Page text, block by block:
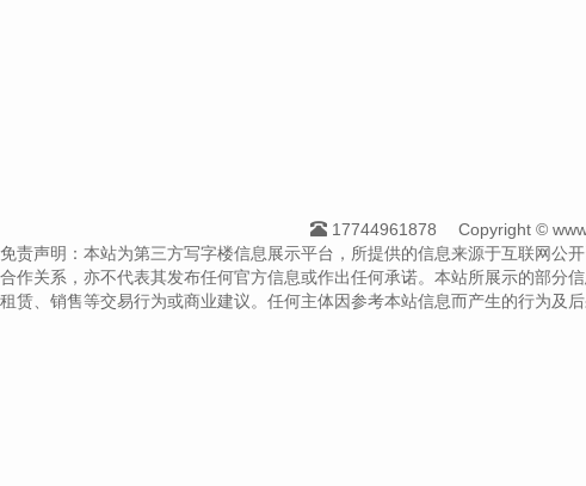
17744961878
Copyright ©
免责声明：本站为第三方写字楼信息展示平台，所提供的信息来源于互联网公
合作关系，亦不代表其发布任何官方信息或作出任何承诺。本站所展示的部分
租赁、销售等交易行为或商业建议。任何主体因参考本站信息而产生的行为及